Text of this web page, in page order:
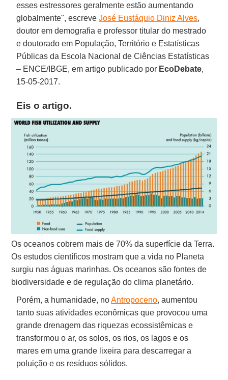
esses estressores geralmente estão aumentando
globalmente", escreveJosé Eustáquio Diniz Alves,
doutor em demografia e professor titular do mestrado
e doutorado em População, Território e Estatísticas
Públicas da Escola Nacional de Ciências Estatísticas
– ENCE/IBGE, em artigo publicado por EcoDebate,
15-05-2017.
Eis o artigo.
Os oceanos cobrem mais de 70% da superfície da Terra.
Os estudos científicos mostram que a vida no Planeta
surgiu nas águas marinhas. Os oceanos são fontes de
biodiversidade e de regulação do clima planetário.
Porém, a humanidade, noAntropoceno, aumentou
tanto suas atividades econômicas que provocou uma
grande drenagem das riquezas ecossistêmicas e
transformou o ar, os solos, os rios, os lagos e os
mares em uma grande lixeira para descarregar a
poluição e os resíduos sólidos.